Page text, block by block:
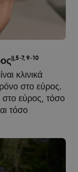
||,5-7, 9-10
κλινικά
στο εύρος.
εύρος, τόσο
τόσο